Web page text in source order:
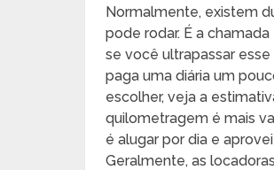
Normalmente, existem
pode rodar. É a chamada
se você ultrapassar
paga uma diária um
escolher, veja a
quilometragem é mais
é alugar por dia e
Geralmente, as